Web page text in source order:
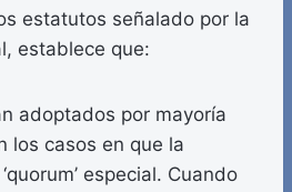
estatutos señalado por la
establece que:
adoptados por mayoría
los casos en que la
especial. Cuando